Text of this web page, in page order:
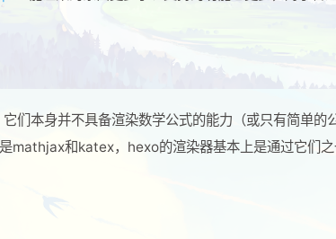
们本身并不具备渲染数学公式的能力（或只有简单的
mathjax和katex，hexo的渲染器基本上是通过它们之